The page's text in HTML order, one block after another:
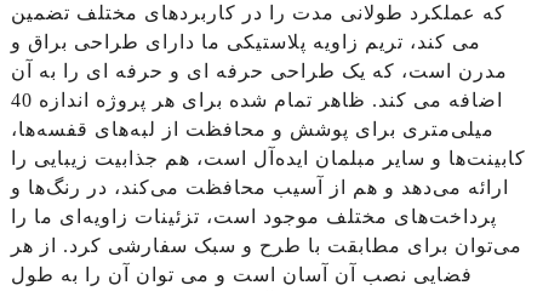
که عملکرد طولانی مدت را در کاربردهای مختلف تضمین
می کند، تریم زاویه پلاستیکی ما دارای طراحی براق و
مدرن است، که یک طراحی حرفه ای و حرفه ای را به آن
اضافه می کند. ظاهر تمام شده برای هر پروژه اندازه 40
میلی‌متری برای پوشش و محافظت از لبه‌های قفسه‌ها،
کابینت‌ها و سایر مبلمان ایده‌آل است، هم جذابیت زیبایی را
ارائه می‌دهد و هم از آسیب محافظت می‌کند، در رنگ‌ها و
پرداخت‌های مختلف موجود است، تزئینات زاویه‌ای ما را
می‌توان برای مطابقت با طرح و سبک سفارشی کرد. از هر
فضایی نصب آن آسان است و می توان آن را به طول